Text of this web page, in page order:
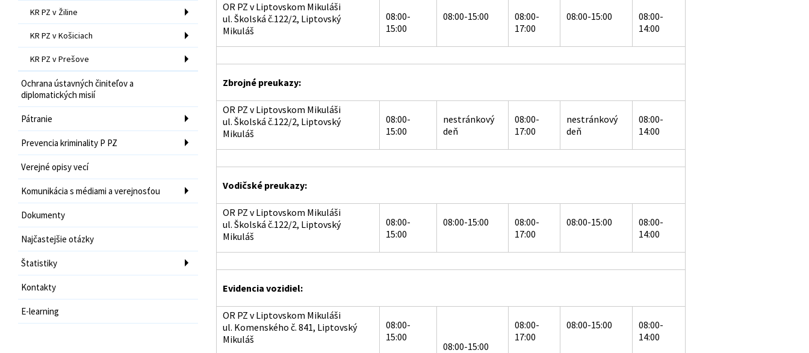
KR PZ v Žiline
KR PZ v Košiciach
KR PZ v Prešove
Ochrana ústavných činiteľov a
diplomatických misií
Pátranie
Prevencia kriminality P PZ
Verejné opisy vecí
Komunikácia s médiami a verejnosťou
Dokumenty
Najčastejšie otázky
Štatistiky
Kontakty
E-learning
OR PZ v Liptovskom Mikuláši
ul. Školská č.122/2, Liptovský
Mikuláš
08:00-
15:00
08:00-15:00
08:00-
17:00
08:00-15:00
08:00-
14:00
Zbrojné preukazy:
OR PZ v Liptovskom Mikuláši
ul. Školská č.122/2, Liptovský
Mikuláš
08:00-
15:00
nestránkový
deň
08:00-
17:00
nestránkový
deň
08:00-
14:00
Vodičské preukazy:
OR PZ v Liptovskom Mikuláši
ul. Školská č.122/2, Liptovský
Mikuláš
08:00-
15:00
08:00-15:00
08:00-
17:00
08:00-15:00
08:00-
14:00
Evidencia vozidiel:
OR PZ v Liptovskom Mikuláši
ul. Komenského č. 841, Liptovský
Mikuláš
08:00-
15:00
08:00-15:00
08:00-
17:00
08:00-15:00
08:00-
14:00